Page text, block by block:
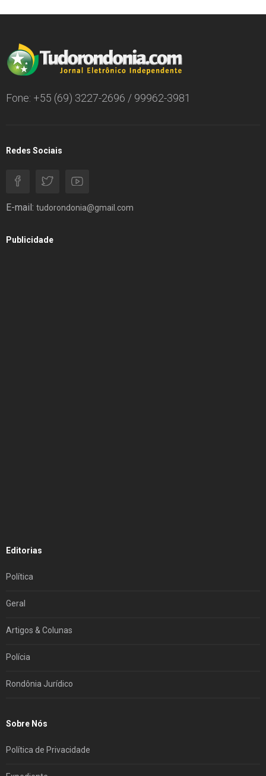
Fone: +55 (69) 3227-2696 / 99962-3981
Redes Sociais
E-mail: tudorondonia@gmail.com
Publicidade
Editorias
Política
Geral
Artigos & Colunas
Polícia
Rondônia Jurídico
Sobre Nós
Política de Privacidade